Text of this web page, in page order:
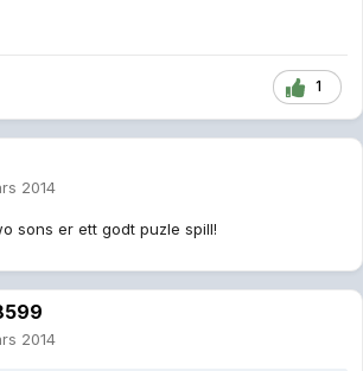
1
2014
sons er ett godt puzle spill!
2014